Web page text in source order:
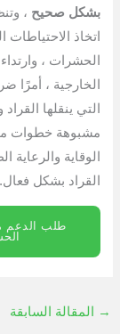
بشكل صحيح ،
اتخاذ
الحشرات ،
الخارجية ، أمرًا
التي ينقلها
مشبوهة خطوات
الوقاية
القراد بشكل فعال.
طلب الدعم
→ المقالة السابقة